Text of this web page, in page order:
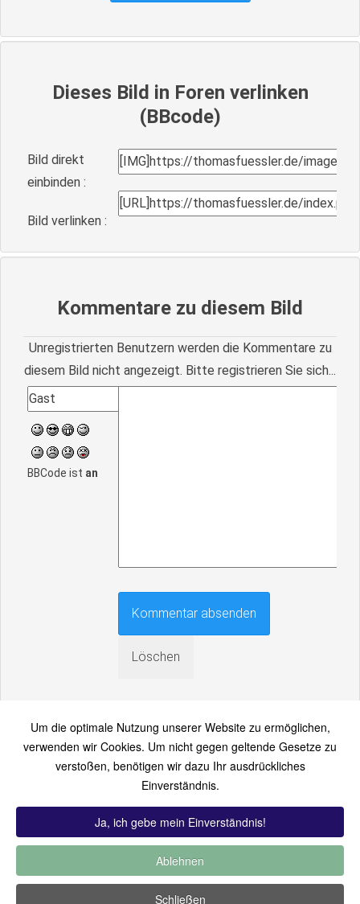
Dieses Bild in Foren verlinken
(BBcode)
Bild direkt
einbinden :
Bild verlinken :
Kommentare zu diesem Bild
Unregistrierten Benutzern werden die Kommentare zu
diesem Bild nicht angezeigt. Bitte registrieren Sie sich...
BBCode ist an
An einen Freund senden
Bitte loggen Sie sich zuerst ein...
-Zuletzt hinzugekommen
Um die optimale Nutzung unserer Website zu ermöglichen,
verwenden wir Cookies. Um nicht gegen geltende Gesetze zu
verstoßen, benötigen wir dazu Ihr ausdrückliches
Einverständnis.
Ja, ich gebe mein Einverständnis!
Ablehnen
Schließen